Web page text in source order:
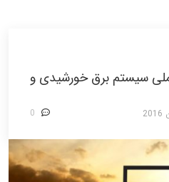
سیستم برق خورشیدی و
0